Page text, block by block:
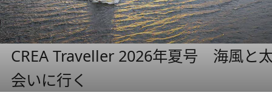
CREA Traveller 2026年夏号 海風と
会いに行く